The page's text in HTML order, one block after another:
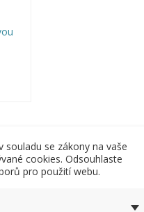
souladu se zákony na vaše
cookies. Odsouhlaste
pro použití webu.